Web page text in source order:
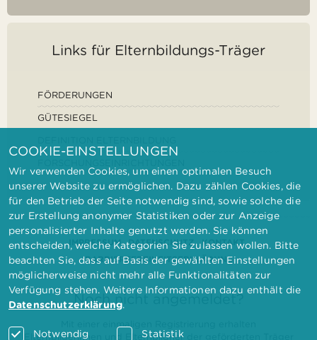
Links für Elternbildungs-Träger
FÖRDERUNGEN
GÜTESIEGEL
IMPRESSUM DATENSCHUTZ
KONTAKT
BARRIEREFREIHEITSERKLÄRUNG
Noch nicht angemeldet?
Elternbilderinnen und Elternbildner der geförderten Träger
COOKIE-EINSTELLUNGEN
Wir verwenden Cookies, um einen optimalen Besuch
unserer Website zu ermöglichen. Dazu zählen Cookies, die
für den Betrieb der Seite notwendig sind, sowie solche die
zur Erstellung anonymer Statistiken oder zur Anzeige
personalisierter Inhalte genutzt werden. Sie können
entscheiden, welche Kategorien Sie zulassen wollen. Bitte
beachten Sie, dass auf Basis der gewählten Einstellungen
möglicherweise nicht mehr alle Funktionalitäten zur
Verfügung stehen. Weitere Informationen dazu enthält die
Datenschutzerklärung.
Notwendig Statistik